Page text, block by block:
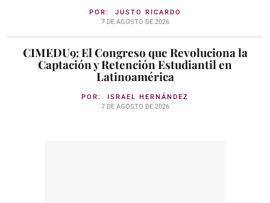
POR: JUSTO RICARDO
7 DE AGOSTO DE 2026
CIMEDU9: El Congreso que Revoluciona la
Captación y Retención Estudiantil en
Latinoamérica
POR: ISRAEL HERNÁNDEZ
7 DE AGOSTO DE 2026